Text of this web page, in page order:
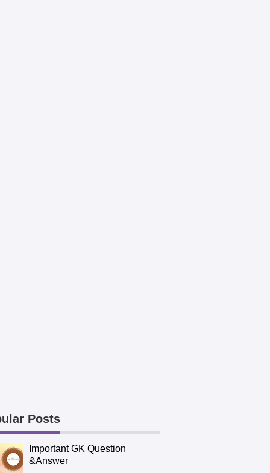
Posts
Important GK Question
&Answer